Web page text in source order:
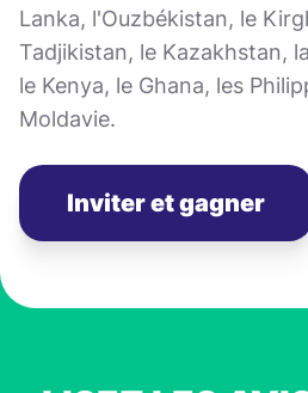
Lanka, l'Ouzbékistan, le
Tadjikistan, le Kazakhstan,
le Kenya, le Ghana, les
Moldavie.
Inviter et gagner